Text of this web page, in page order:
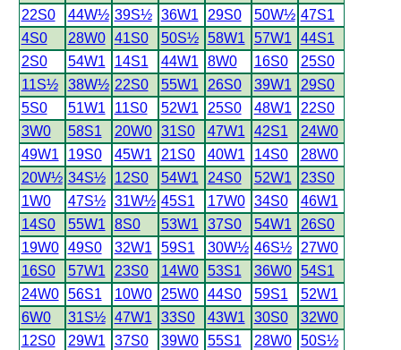
22S0
44W½ 39S½ 36W1 29S0 50W½ 47S1
4S0
28W0 41S0 50S½ 58W1 57W1
44S1
2S0
54W1 14S1 44W1 8W0 16S0
25S0
11S½
38W½ 22S0 55W1 26S0 39W1
29S0
5S0
51W1 11S0 52W1 25S0 48W1
22S0
3W0
58S1 20W0 31S0 47W1 42S1
24W0
49W1
19S0 45W1 21S0 40W1 14S0
28W0
20W½ 34S½ 12S0 54W1 24S0 52W1
23S0
1W0
47S½ 31W½ 45S1 17W0 34S0
46W1
14S0
55W1 8S0 53W1 37S0 54W1
26S0
19W0
49S0 32W1 59S1 30W½ 46S½
27W0
16S0
57W1 23S0 14W0 53S1 36W0
54S1
24W0
56S1 10W0 25W0 44S0 59S1
52W1
6W0
31S½ 47W1 33S0 43W1 30S0
32W0
12S0
29W1 37S0 39W0 55S1 28W0
50S½